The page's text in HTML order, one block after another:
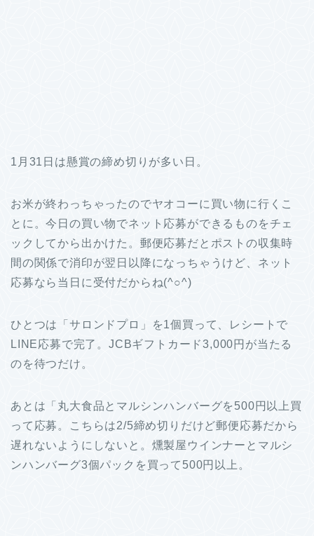
1月31日は懸賞の締め切りが多い日。
お米が終わっちゃったのでヤオコーに買い物に行くこ
とに。今日の買い物でネット応募ができるものをチェ
ックしてから出かけた。郵便応募だとポストの収集時
間の関係で消印が翌日以降になっちゃうけど、ネット
応募なら当日に受付だからね(^○^)
ひとつは「サロンドプロ」を1個買って、レシートで
LINE応募で完了。JCBギフトカード3,000円が当たる
のを待つだけ。
あとは「丸大食品とマルシンハンバーグを500円以上買
って応募。こちらは2/5締め切りだけど郵便応募だから
遅れないようにしないと。燻製屋ウインナーとマルシ
ンハンバーグ3個パックを買って500円以上。